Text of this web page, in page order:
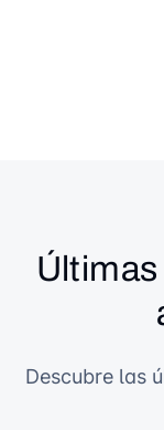
Descubre las